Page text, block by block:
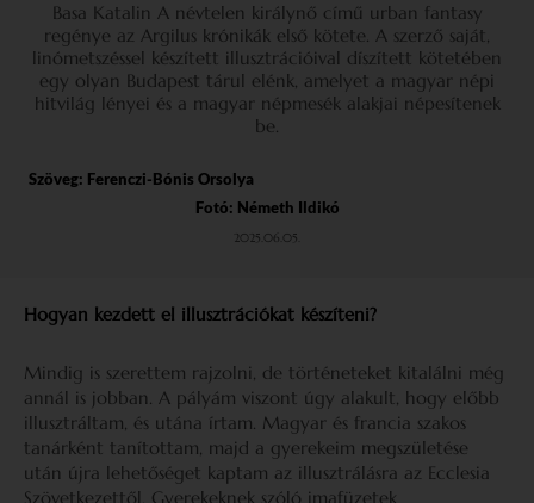
Basa Katalin A névtelen királynő című urban fantasy
regénye az Argilus krónikák első kötete. A szerző saját,
linómetszéssel készített illusztrációival díszített kötetében
egy olyan Budapest tárul elénk, amelyet a magyar népi
hitvilág lényei és a magyar népmesék alakjai népesítenek
be.
Szöveg: Ferenczi-Bónis Orsolya
Fotó: Németh Ildikó
2025.06.05.
Hogyan kezdett el illusztrációkat készíteni?
Mindig is szerettem rajzolni, de történeteket kitalálni még
annál is jobban. A pályám viszont úgy alakult, hogy előbb
illusztráltam, és utána írtam. Magyar és francia szakos
tanárként tanítottam, majd a gyerekeim megszületése
után újra lehetőséget kaptam az illusztrálásra az Ecclesia
Szövetkezettől. Gyerekeknek szóló imafüzetek